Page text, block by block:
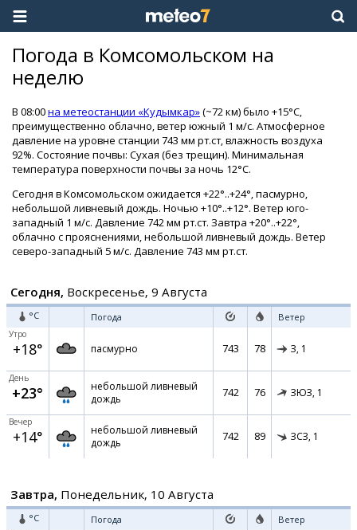
Погода в Комсомольском на
неделю
В 08:00на метеостанции «Кудымкар»(~72 км) было +15°C,
преимущественно облачно, ветер южный 1 м/с. Атмосферное
давление на уровне станции 743 мм рт.ст, влажность воздуха
92%. Состояние почвы: Сухая (без трещин). Минимальная
температура поверхности почвы за ночь 12°C.
Сегодня в Комсомольском ожидается +22°..+24°, пасмурно,
небольшой ливневый дождь. Ночью +10°..+12°. Ветер юго-
западный 1 м/с. Давление 742 мм рт.ст. Завтра +20°..+22°,
облачно с прояснениями, небольшой ливневый дождь. Ветер
северо-западный 5 м/с. Давление 743 мм рт.ст.
Сегодня, Воскресенье, 9 Августа
°C Погода Ветер
Утро
+18° пасмурно 743 78 З, 1
День
+23°
небольшой ливневый
дождь
742 76 ЗЮЗ, 1
Вечер
+14°
небольшой ливневый
дождь
742 89 ЗСЗ, 1
Завтра, Понедельник, 10 Августа
°C Погода Ветер